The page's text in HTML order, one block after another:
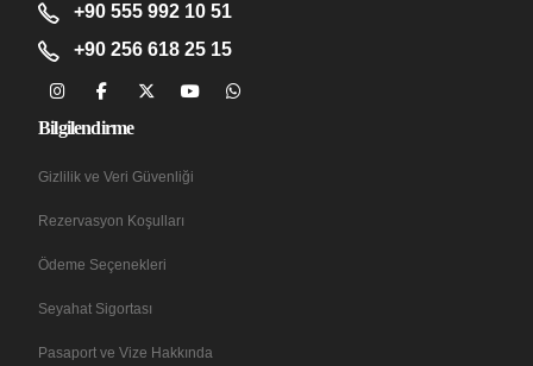
+90 555 992 10 51
+90 256 618 25 15
Bilgilendirme
Gizlilik ve Veri Güvenliği
Rezervasyon Koşulları
Ödeme Seçenekleri
Seyahat Sigortası
Pasaport ve Vize Hakkında